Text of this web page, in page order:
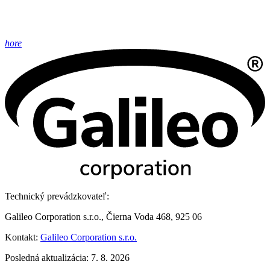
hore
Technický prevádzkovateľ:
Galileo Corporation s.r.o., Čierna Voda 468, 925 06
Kontakt: Galileo Corporation s.r.o.
Posledná aktualizácia: 7. 8. 2026